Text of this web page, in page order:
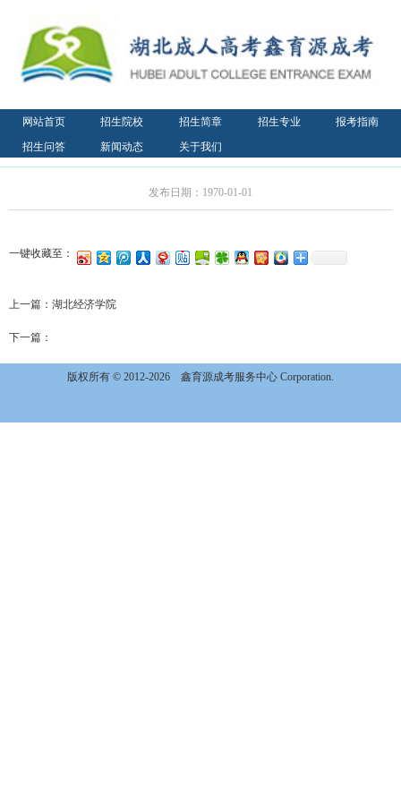
网站首页 招生院校 招生简章 招生专业
报考指南
招生问答
新闻动态 关于我们
发布日期：1970-01-01
一键收藏至：
上一篇： 湖北经济学院
下一篇：
版权所有 © 2012-2026 鑫育源成考服务中心 Corporation.